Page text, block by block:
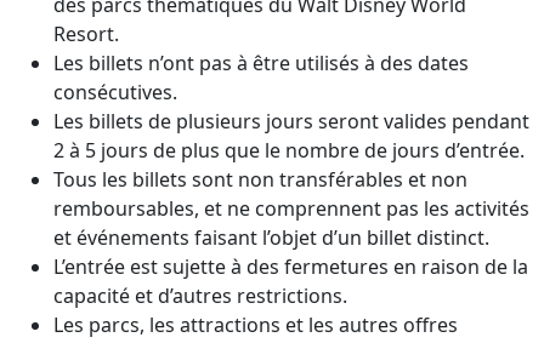
Resort.
Les billets n’ont pas à être utilisés à des dates
consécutives.
Les billets de plusieurs jours seront valides pendant
2 à 5 jours de plus que le nombre de jours d’entrée.
Tous les billets sont non transférables et non
remboursables, et ne comprennent pas les activités
et événements faisant l’objet d’un billet distinct.
L’entrée est sujette à des fermetures en raison de la
capacité et d’autres restrictions.
Les parcs, les attractions et les autres offres